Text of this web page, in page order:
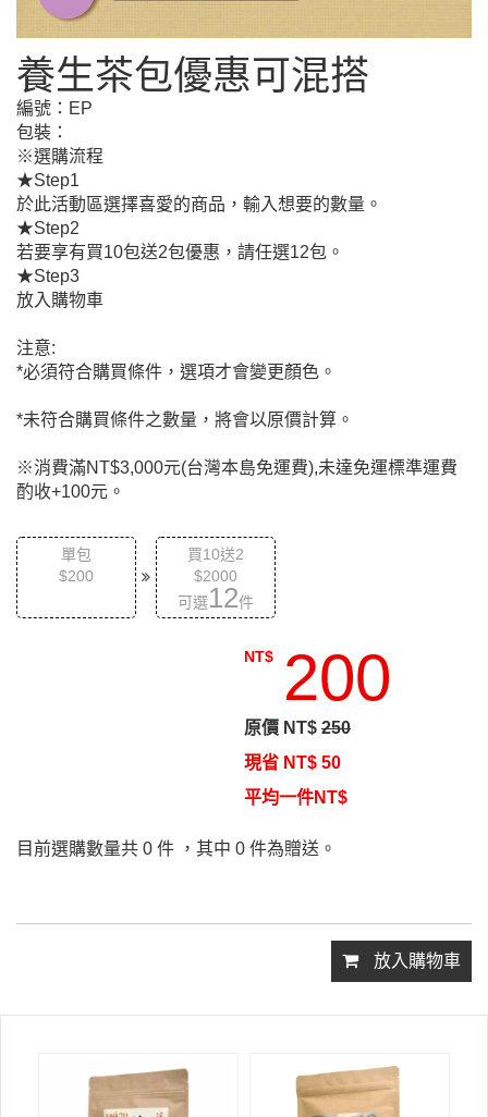
養生茶包優惠可混搭
編號： EP
包裝：
※選購流程
★Step1
於此活動區選擇喜愛的商品，輸入想要的數量。
★Step2
若要享有買10包送2包優惠，請任選12包。
★Step3
放入購物車
注意:
*必須符合購買條件，選項才會變更顏色。
*未符合購買條件之數量，將會以原價計算。
※消費滿NT$3,000元(台灣本島免運費),未達免運標準運費
酌收+100元。
單包
$200
買10送2
$2000
可選12件
NT$ 200
原價 NT$ 250
現省 NT$ 50
平均一件NT$
目前選購數量共 0 件 ，其中 0 件為贈送。
放入購物車